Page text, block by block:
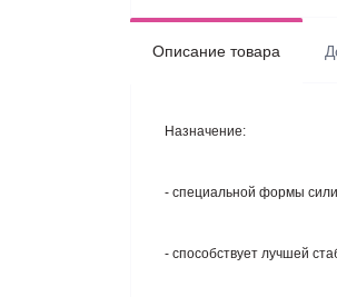
Описание товара
Назначение:
- специальной формы
- способствует лучшей